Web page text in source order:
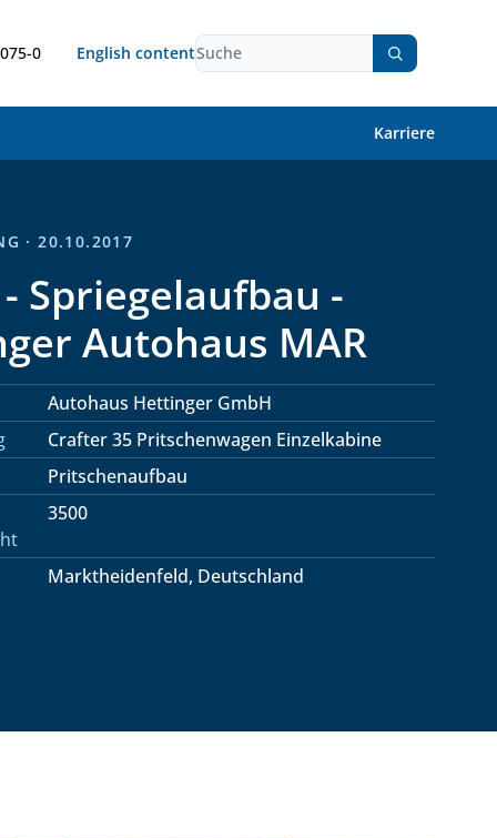
0 English content
Karriere
· 20.10.2017
Spriegelaufbau -
Autohaus MAR
Autohaus Hettinger GmbH
Crafter 35 Pritschenwagen Einzelkabine
Pritschenaufbau
3500
Marktheidenfeld, Deutschland